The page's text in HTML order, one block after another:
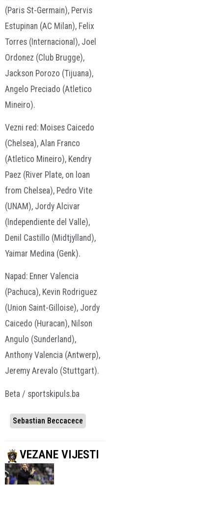
(Paris St-Germain), Pervis
Estupinan (AC Milan), Felix
Torres (Internacional), Joel
Ordonez (Club Brugge),
Jackson Porozo (Tijuana),
Angelo Preciado (Atletico
Mineiro).
Vezni red: Moises Caicedo
(Chelsea), Alan Franco
(Atletico Mineiro), Kendry
Paez (River Plate, on loan
from Chelsea), Pedro Vite
(UNAM), Jordy Alcivar
(Independiente del Valle),
Denil Castillo (Midtjylland),
Yaimar Medina (Genk).
Napad: Enner Valencia
(Pachuca), Kevin Rodriguez
(Union Saint-Gilloise), Jordy
Caicedo (Huracan), Nilson
Angulo (Sunderland),
Anthony Valencia (Antwerp),
Jeremy Arevalo (Stuttgart).
Beta / sportskipuls.ba
Sebastian Beccacece
VEZANE VIJESTI